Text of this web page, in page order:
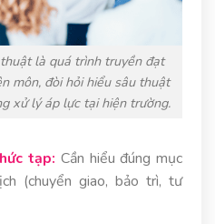
là quá trình truyền đạt
môn, đòi hỏi hiểu sâu thuật
xử lý áp lực tại hiện trường.
tạp: Cần hiểu đúng mục
(chuyển giao, bảo trì, tư